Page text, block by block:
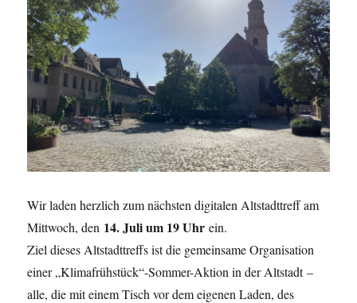
Wir laden herzlich zum nächsten digitalen Altstadttreff am
Mittwoch, den 14. Juli um 19 Uhrein.
Ziel dieses Altstadttreffs ist die gemeinsame Organisation
einer „Klimafrühstück“-Sommer-Aktion in der Altstadt –
alle, die mit einem Tisch vor dem eigenen Laden, des